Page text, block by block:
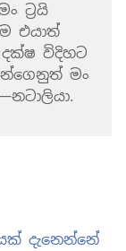
ට්‍රයි
එයාත්
විදිහට
මං
දැනෙන්නේ